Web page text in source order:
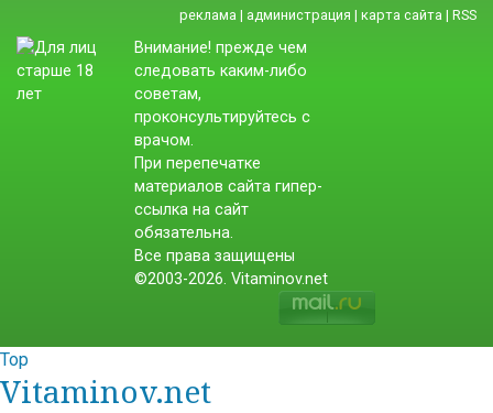
реклама | администрация | карта сайта | RSS
Внимание! прежде чем
следовать каким-либо
советам,
проконсультируйтесь с
врачом.
При перепечатке
материалов сайта гипер-
ссылка на сайт
обязательна.
Все права защищены
©2003-2026. Vitaminov.net
Top
Vitaminov.net